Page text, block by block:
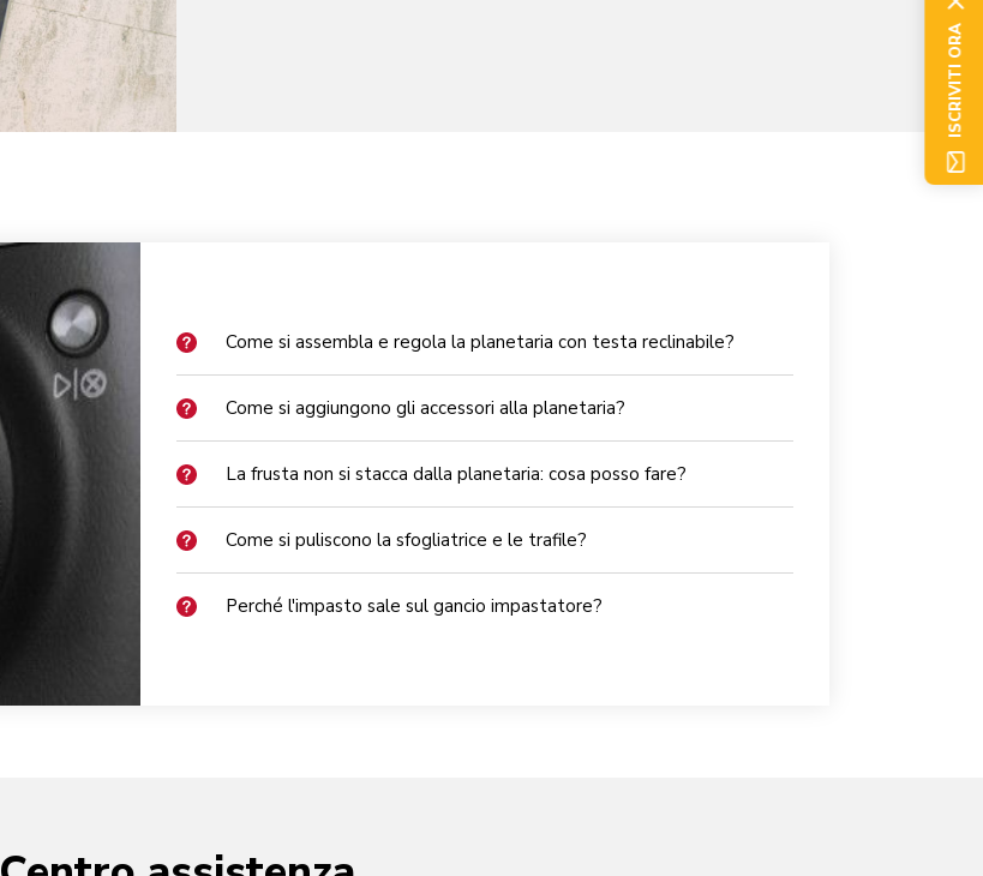
Come si assembla e regola la planetaria con testa reclinabile?
Come si aggiungono gli accessori alla planetaria?
La frusta non si stacca dalla planetaria: cosa posso fare?
Come si puliscono la sfogliatrice e le trafile?
Perché l'impasto sale sul gancio impastatore?
ISCRIVITI ORA